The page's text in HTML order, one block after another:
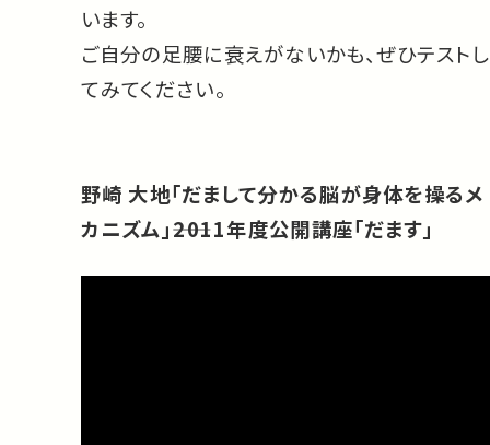
います。
ご自分の足腰に衰えがないかも、ぜひテストし
てみてください。
野崎 大地「だまして分かる脳が身体を操るメ
カニズム」――2011年度公開講座「だます」